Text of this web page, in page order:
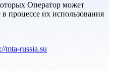
Оператор может
процессе их использования
mta-russia.su